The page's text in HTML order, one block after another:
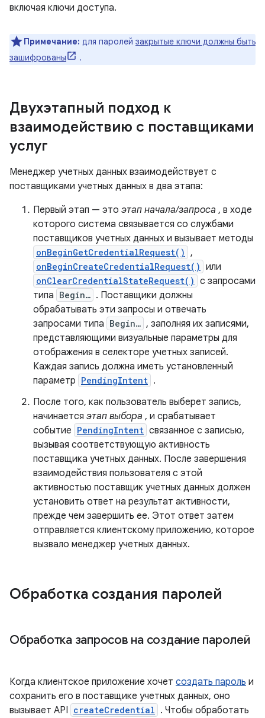
включая ключи доступа.
Примечание: для паролей закрытые ключи должны быть
зашифрованы
.
Двухэтапный подход к
взаимодействию с поставщиками
услуг
Менеджер учетных данных взаимодействует с
поставщиками учетных данных в два этапа:
Первый этап — это этап начала/запроса , в ходе
которого система связывается со службами
поставщиков учетных данных и вызывает методы
onBeginGetCredentialRequest() ,
onBeginCreateCredentialRequest() или
onClearCredentialStateRequest() с запросами
типа Begin… . Поставщики должны
обрабатывать эти запросы и отвечать
запросами типа Begin… , заполняя их записями,
представляющими визуальные параметры для
отображения в селекторе учетных записей.
Каждая запись должна иметь установленный
параметр PendingIntent .
После того, как пользователь выберет запись,
начинается этап выбора , и срабатывает
событие PendingIntent связанное с записью,
вызывая соответствующую активность
поставщика учетных данных. После завершения
взаимодействия пользователя с этой
активностью поставщик учетных данных должен
установить ответ на результат активности,
прежде чем завершить ее. Этот ответ затем
отправляется клиентскому приложению, которое
вызвало менеджер учетных данных.
Обработка создания паролей
Обработка запросов на создание паролей
Когда клиентское приложение хочет создать пароль и
сохранить его в поставщике учетных данных, оно
вызывает API createCredential . Чтобы обработать